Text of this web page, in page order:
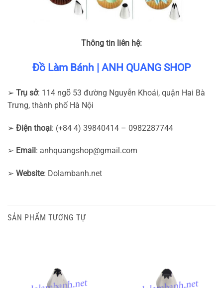
Thông tin liên hệ:
Đồ Làm Bánh | ANH QUANG SHOP
➢ Trụ sở: 114 ngõ 53 đường Nguyễn Khoái, quận Hai Bà
Trưng, thành phố Hà Nội
➢ Điện thoại: (+84 4) 39840414 – 0982287744
➢ Email : anhquangshop@gmail.com
➢ Website: Dolambanh.net
SẢN PHẨM TƯƠNG TỰ